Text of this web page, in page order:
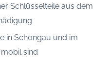
Schlüsselteile aus dem
in Schongau und im
sind